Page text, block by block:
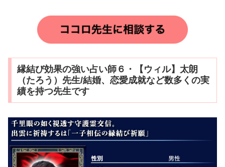
縁結び効果の強い占い師６・【ウィル】太朗
（たろう）先生/結婚、恋愛成就など数多くの実
績を持つ先生です